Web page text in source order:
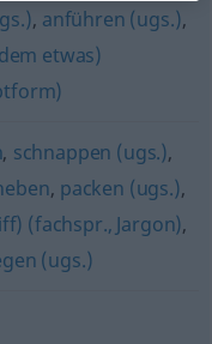
, anführen (ugs.),
etwas)
, schnappen (ugs.),
, packen (ugs.),
(fachspr., Jargon),
(ugs.)